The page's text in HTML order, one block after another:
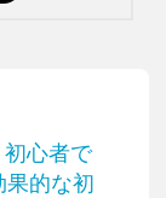
心者で
果的な初